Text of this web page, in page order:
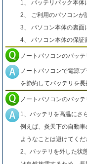
1、 バッテリパック本体
2、 ご利用のパソコンが
3、 パソコン本体の裏面
4、 パソコン本体の保証
ノートパソコンのバッ
ノートパソコンで電源
を節約してバッテリを長
ノートパソコンのバッ
1、バッテリを高温にさ
例えば、炎天下の自動
ようなことは避けてくだ
2、バッテリを外した状